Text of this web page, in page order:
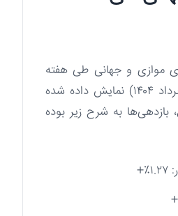
موازی و جهانی طی هفته
اخیر (منتهی به ۹ خرداد ۱۴۰۴) نمایش داده شده
به شرح زیر بوده